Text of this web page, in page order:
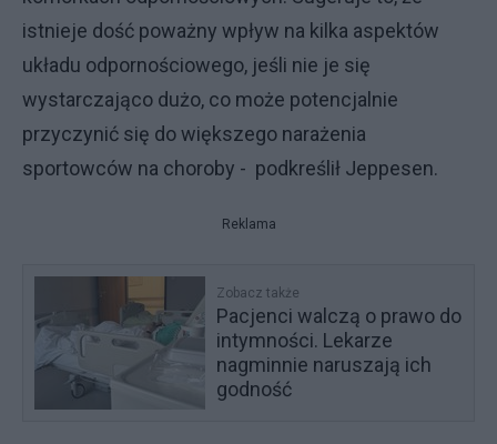
istnieje dość poważny wpływ na kilka aspektów
układu odpornościowego, jeśli nie je się
wystarczająco dużo, co może potencjalnie
przyczynić się do większego narażenia
sportowców na choroby - podkreślił Jeppesen.
Reklama
Zobacz także
Pacjenci walczą o prawo do
intymności. Lekarze
nagminnie naruszają ich
godność